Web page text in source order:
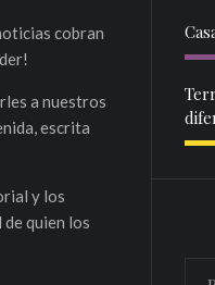
cobran
a nuestros
escrita
y los
quien los